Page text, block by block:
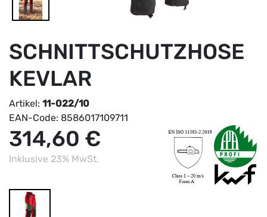
SCHNITTSCHUTZHOSE
KEVLAR
Artikel: 11-022/10
EAN-Code: 8586017109711
314,60 €
Inklusive 23% MwSt.